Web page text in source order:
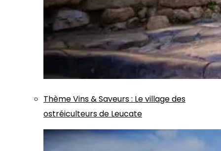
ThèmeVins & Saveurs: Le village des
ostréiculteurs de Leucate